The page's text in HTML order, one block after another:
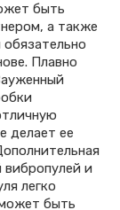
быть
а также
Плавно
делает ее
вибропулей и
легко
быть